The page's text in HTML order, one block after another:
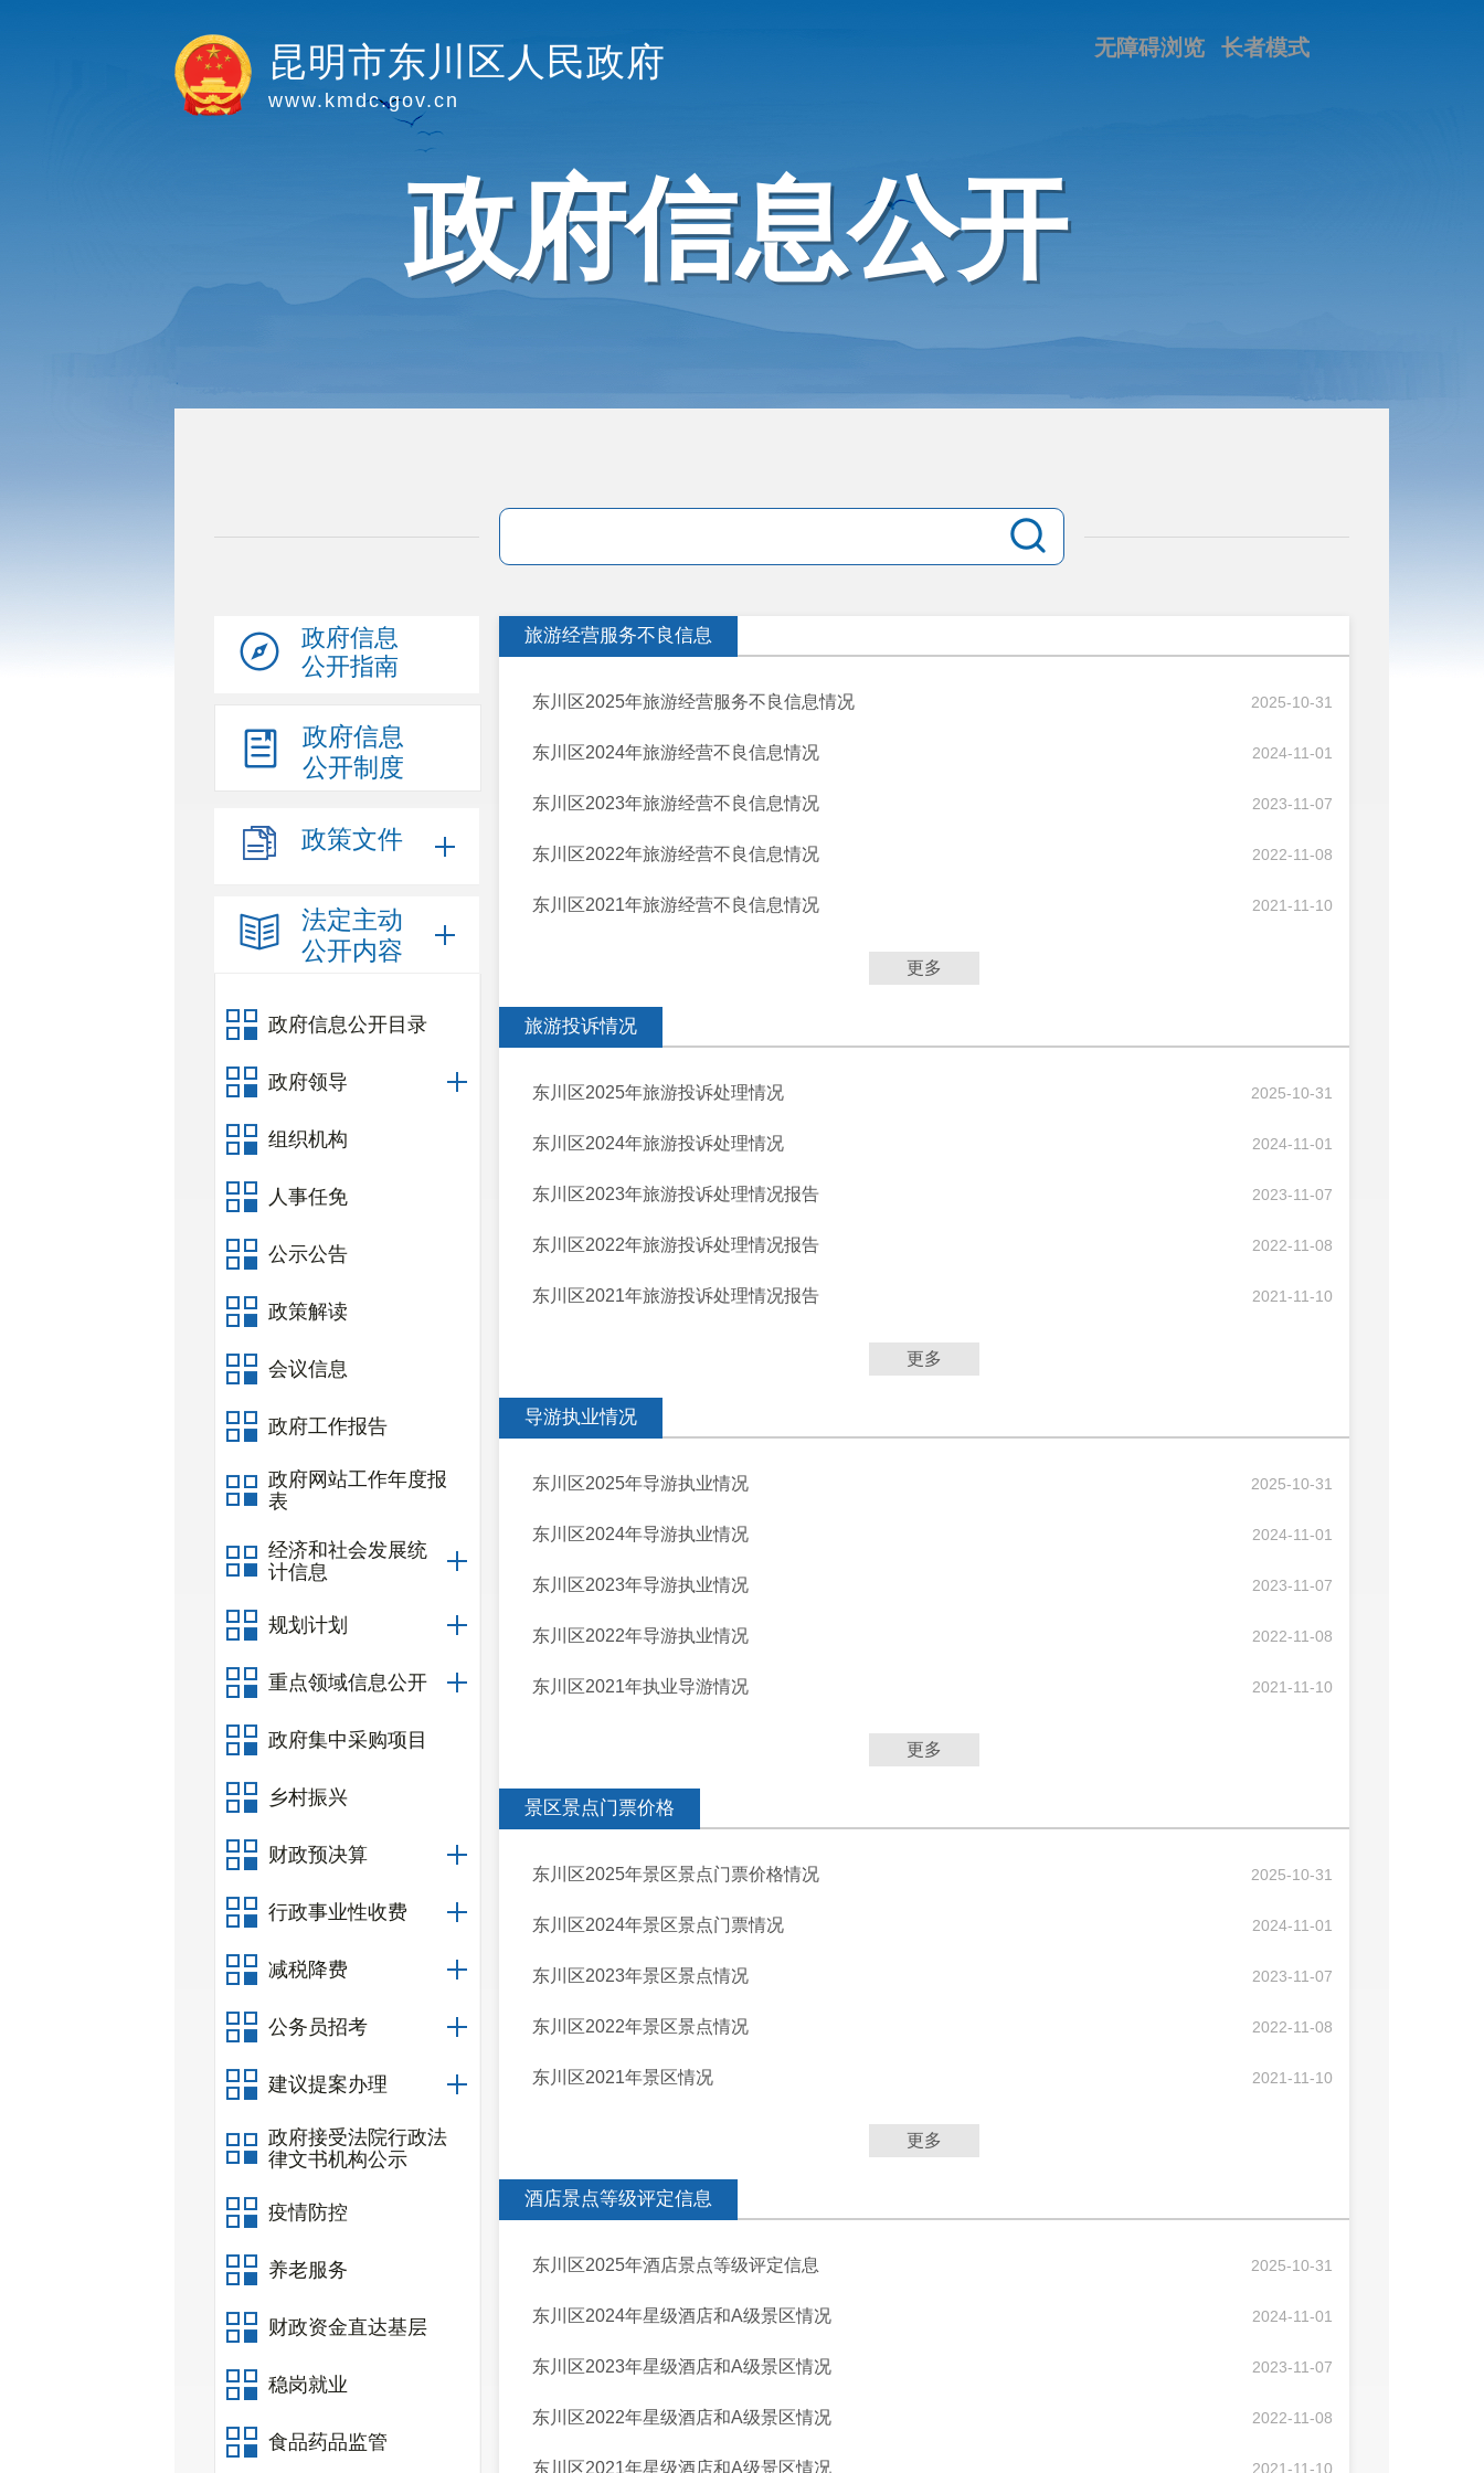
长者模式
无障碍浏览
昆明市东川区人民政府
www.kmdc.gov.cn
政府信息公开
政府信息
公开指南
政府信息
公开制度
政策文件
法定主动
公开内容
政府信息公开目录
政府领导
组织机构
人事任免
公示公告
政策解读
会议信息
政府工作报告
政府网站工作年度报
表
经济和社会发展统
计信息
规划计划
重点领域信息公开
政府集中采购项目
乡村振兴
财政预决算
行政事业性收费
减税降费
公务员招考
建议提案办理
政府接受法院行政法
律文书机构公示
疫情防控
养老服务
财政资金直达基层
稳岗就业
食品药品监管
旅游经营服务不良信息
东川区2025年旅游经营服务不良信息情况 2025-10-31
东川区2024年旅游经营不良信息情况 2024-11-01
东川区2023年旅游经营不良信息情况 2023-11-07
东川区2022年旅游经营不良信息情况 2022-11-08
东川区2021年旅游经营不良信息情况 2021-11-10
更多
旅游投诉情况
东川区2025年旅游投诉处理情况 2025-10-31
东川区2024年旅游投诉处理情况 2024-11-01
东川区2023年旅游投诉处理情况报告 2023-11-07
东川区2022年旅游投诉处理情况报告 2022-11-08
东川区2021年旅游投诉处理情况报告 2021-11-10
更多
导游执业情况
东川区2025年导游执业情况 2025-10-31
东川区2024年导游执业情况 2024-11-01
东川区2023年导游执业情况 2023-11-07
东川区2022年导游执业情况 2022-11-08
东川区2021年执业导游情况 2021-11-10
更多
景区景点门票价格
东川区2025年景区景点门票价格情况 2025-10-31
东川区2024年景区景点门票情况 2024-11-01
东川区2023年景区景点情况 2023-11-07
东川区2022年景区景点情况 2022-11-08
东川区2021年景区情况 2021-11-10
更多
酒店景点等级评定信息
东川区2025年酒店景点等级评定信息 2025-10-31
东川区2024年星级酒店和A级景区情况 2024-11-01
东川区2023年星级酒店和A级景区情况 2023-11-07
东川区2022年星级酒店和A级景区情况 2022-11-08
东川区2021年星级酒店和A级景区情况 2021-11-10